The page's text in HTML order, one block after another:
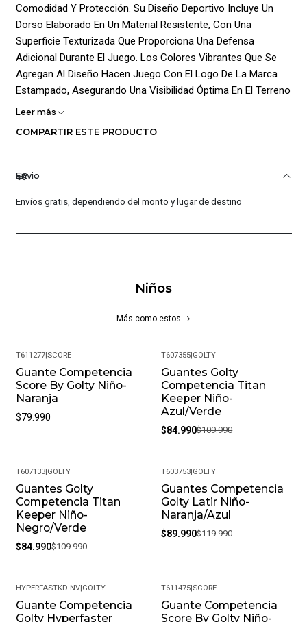
Comodidad Y Protección. Su Diseño Deportivo Incluye Un
Dorso Elaborado En Un Material Resistente, Con Una
Superficie Texturizada Que Proporciona Una Defensa
Adicional Durante El Juego. Los Colores Vibrantes Que Se
Agregan Al Diseño Hacen Juego Con El Logo De La Marca
Estampado, Asegurando Una Visibilidad Óptima En El Terreno
De Juego.
Diseñados Específicamente Para Arqueros Ágiles Y
Tira Ajustable Asegura Un Ajuste Seguro Y Evita Que El
Guante Se Deslice Durante El Juego, Mientras Que El
Contra Lesiones.
Proporciona Un Agarre Excepcional En Cualquier Situación.
Inversión A Largo Plazo Para Cualquier Arquero
Comprometido Con Su Rendimiento.
Desde Arqueros Aficionados Hasta Profesionales, Los
Guantes Super Soccer Son La Elección Perfecta Para
Aquellos Que Buscan Un Rendimiento Superior Y Una
Leer más
COMPARTIR ESTE PRODUCTO
Envio
Envíos gratis, dependiendo del monto y lugar de destino
Niños
Más como estos
T611277|SCORE
Guante Competencia
Score By Golty Niño-
Naranja
$79.990
-23%
T607355|GOLTY
Guantes Golty
Competencia Titan
Keeper Niño-
Azul/Verde
$84.990$109.990
-23%
T607133|GOLTY
Guantes Golty
Competencia Titan
Keeper Niño-
Negro/Verde
$84.990$109.990
-25%
T603753|GOLTY
Guantes Competencia
Golty Latir Niño-
Naranja/Azul
$89.990$119.990
-14%
HYPERFASTKD-NV|GOLTY
Guante Competencia
Golty Hyperfaster
T611475|SCORE
Guante Competencia
Score By Golty Niño-